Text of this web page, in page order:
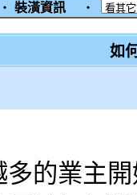
‧ 裝潢資訊 ‧
如
多的業主